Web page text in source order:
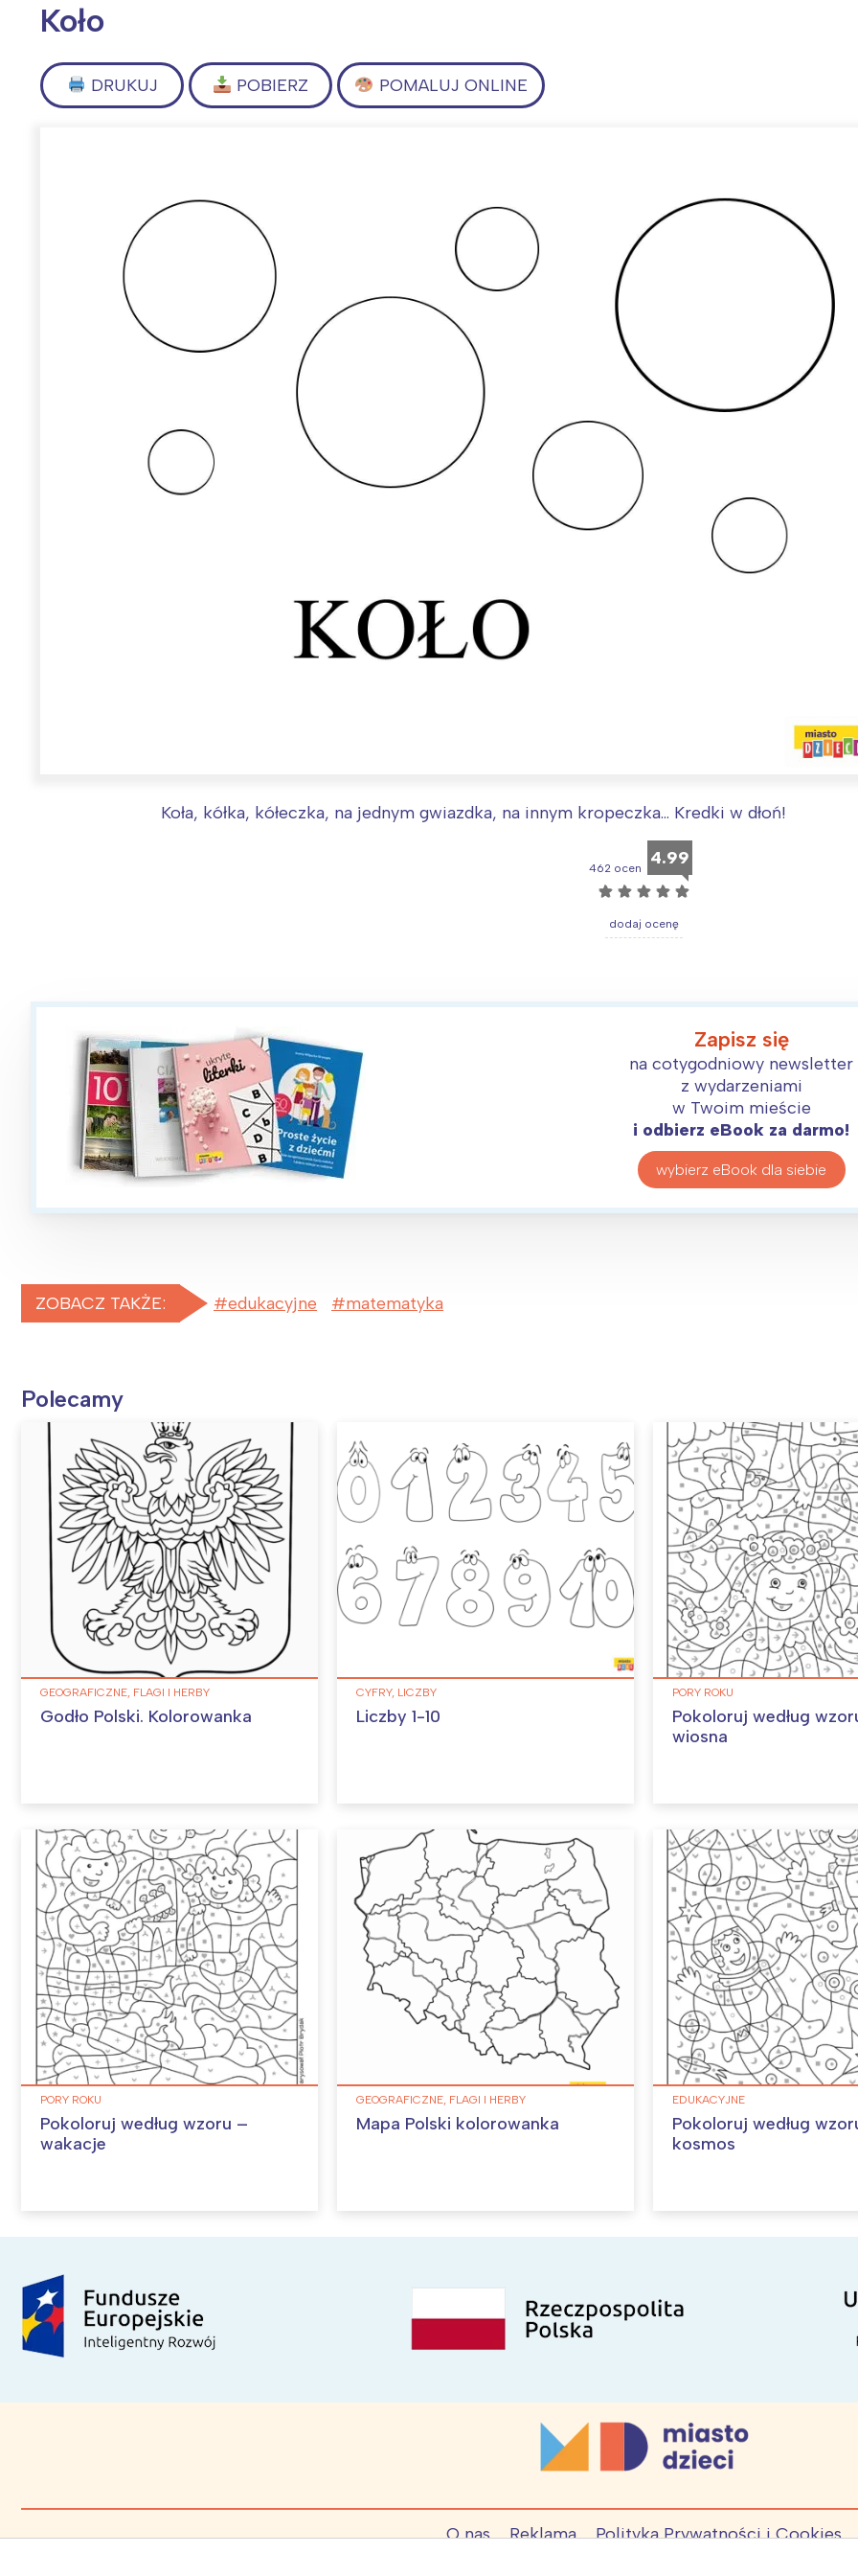
Koło
DRUKUJ POBIERZ POMALUJ ONLINE
Koła, kółka, kółeczka, na jednym gwiazdka, na innym kropeczka… Kredki w dłoń!
462 ocen 4.99
☆ ☆ ☆ ☆ ☆
dodaj ocenę
Zapisz się
na cotygodniowy newsletter
z wydarzeniami
w Twoim mieście
i odbierz eBook za darmo!
wybierz eBook dla siebie
ZOBACZ TAKŻE: edukacyjne matematyka
Polecamy
GEOGRAFICZNE, FLAGI I HERBY
Godło Polski. Kolorowanka
CYFRY, LICZBY
Liczby 1-10
PORY ROKU
Pokoloruj według
wiosna
PORY ROKU
Pokoloruj według wzoru –
wakacje
GEOGRAFICZNE, FLAGI I HERBY
Mapa Polski kolorowanka
EDUKACYJNE
Pokoloruj według
kosmos
O nas Reklama Polityka Prywatności i Cookies
Interesują mnie wydarzenia z tego
Kraków
Południe
Północ
Wszystkie
Wybieram